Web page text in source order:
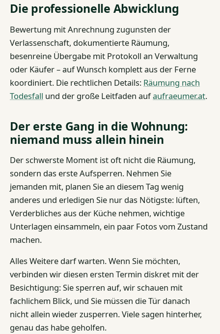
Die professionelle Abwicklung
Bewertung mit Anrechnung zugunsten der
Verlassenschaft, dokumentierte Räumung,
besenreine Übergabe mit Protokoll an Verwaltung
oder Käufer – auf Wunsch komplett aus der Ferne
koordiniert. Die rechtlichen Details: Räumung nach
Todesfall und der große Leitfaden aufaufraeumer.at.
Der erste Gang in die Wohnung:
niemand muss allein hinein
Der schwerste Moment ist oft nicht die Räumung,
sondern das erste Aufsperren. Nehmen Sie
jemanden mit, planen Sie an diesem Tag wenig
anderes und erledigen Sie nur das Nötigste: lüften,
Verderbliches aus der Küche nehmen, wichtige
Unterlagen einsammeln, ein paar Fotos vom Zustand
machen.
Alles Weitere darf warten. Wenn Sie möchten,
verbinden wir diesen ersten Termin diskret mit der
Besichtigung: Sie sperren auf, wir schauen mit
fachlichem Blick, und Sie müssen die Tür danach
nicht allein wieder zusperren. Viele sagen hinterher,
genau das habe geholfen.